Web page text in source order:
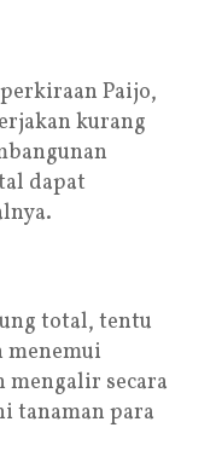
Paijo,
kurang
dapat
total, tentu
menemui
secara
tanaman para